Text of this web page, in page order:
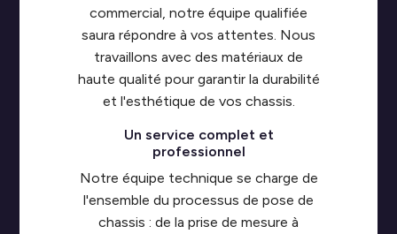
commercial, notre équipe qualifiée
saura répondre à vos attentes. Nous
travaillons avec des matériaux de
haute qualité pour garantir la durabilité
et l'esthétique de vos chassis.
Un service complet et
professionnel
Notre équipe technique se charge de
l'ensemble du processus de pose de
chassis : de la prise de mesure à